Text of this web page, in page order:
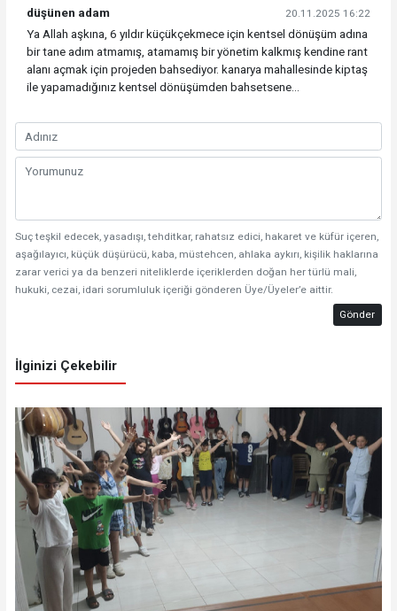
düşünen adam 20.11.2025 16:22
Ya Allah aşkına, 6 yıldır küçükçekmece için kentsel dönüşüm adına
bir tane adım atmamış, atamamış bir yönetim kalkmış kendine rant
alanı açmak için projeden bahsediyor. kanarya mahallesinde kiptaş
ile yapamadığınız kentsel dönüşümden bahsetsene...
Suç teşkil edecek, yasadışı, tehditkar, rahatsız edici, hakaret ve küfür içeren,
aşağılayıcı, küçük düşürücü, kaba, müstehcen, ahlaka aykırı, kişilik haklarına
zarar verici ya da benzeri niteliklerde içeriklerden doğan her türlü mali,
hukuki, cezai, idari sorumluluk içeriği gönderen Üye/Üyeler’e aittir.
Gönder
İlginizi Çekebilir